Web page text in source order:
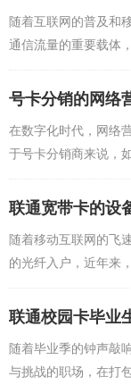
你需要向用户明确说
户的设备支持，完
插入支持热点分享的
这也是一个绝佳的 流
常划算。”通过这种专
代理的专业素养,还能
问：未来联通流量卡
卡分销平台 将会变得
术的逐渐普及，可能
户或许可以在系统内
随着互联网的普及和
通信流量的重要载体
流量卡代理的品牌建
化时代，流量卡代理
号卡分销的网络
在数字化时代，网络
于号卡分销商来说，
名度和市场占有率，
点、网络营销策略、
联通宽带卡的设
随着移动互联网的飞
的光纤入户，近年来
野，这种产品本质上
的移动设备，即...
联通校园卡毕业
随着毕业季的钟声敲
与挑战的职场，在打